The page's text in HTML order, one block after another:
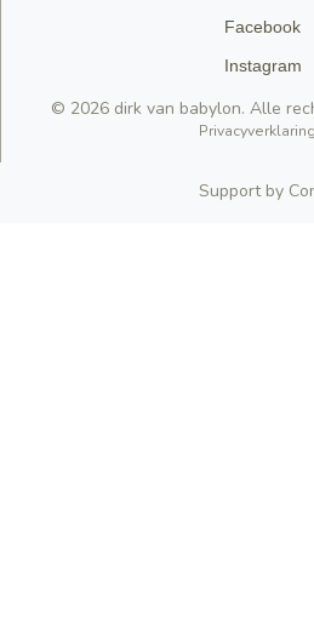
Facebook
Instagram
© 2026 dirk van babylon. Alle
Privacyverklaring
Support by